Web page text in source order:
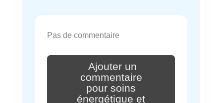
Pas de commentaire
Ajouter un
commentaire
pour soins
énergétique et